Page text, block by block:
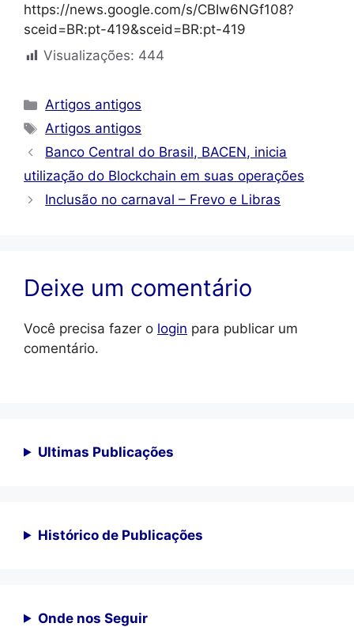
https://news.google.com/s/CBIw6NGf108?
sceid=BR:pt-419&sceid=BR:pt-419
Visualizações: 444
Categorias
Artigos antigos
Tags
Artigos antigos
Banco Central do Brasil, BACEN, inicia
utilização do Blockchain em suas operações
Inclusão no carnaval – Frevo e Libras
Deixe um comentário
Você precisa fazer o login para publicar um
comentário.
Ultimas Publicações
Histórico de Publicações
Onde nos Seguir